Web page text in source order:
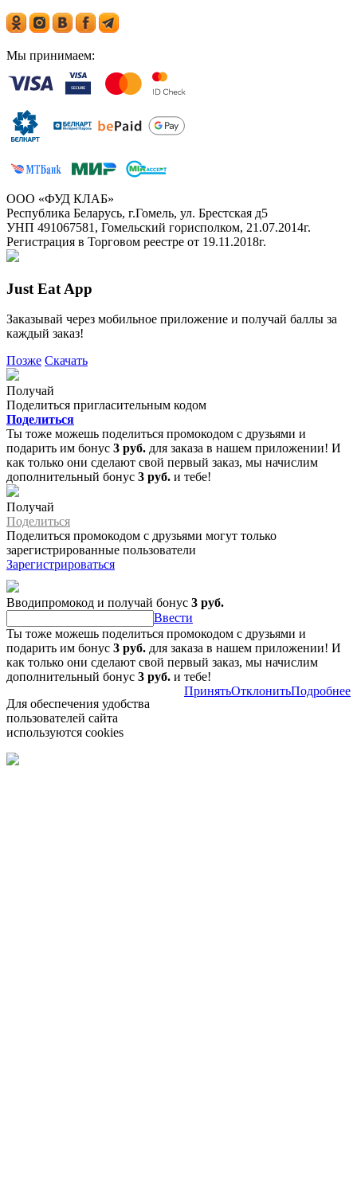
Мы принимаем:
ООО «ФУД КЛАБ»
Республика Беларусь, г.Гомель, ул. Брестская д5
УНП 491067581, Гомельский горисполком, 21.07.2014г.
Регистрация в Торговом реестре от 19.11.2018г.
Just Eat App
Заказывай через мобильное приложение и получай баллы за
каждый заказ!
Позже Скачать
Получай
Поделиться пригласительным кодом
Поделиться
Ты тоже можешь поделиться промокодом с друзьями и
подарить им бонус 3 руб. для заказа в нашем приложении! И
как только они сделают свой первый заказ, мы начислим
дополнительный бонус 3 руб. и тебе!
Получай
Поделиться
Поделиться промокодом с друзьями могут только
зарегистрированные пользователи
Зарегистрироваться
Вводипромокод и получай бонус 3 руб.
Ввести
Ты тоже можешь поделиться промокодом с друзьями и
подарить им бонус 3 руб. для заказа в нашем приложении! И
как только они сделают свой первый заказ, мы начислим
дополнительный бонус 3 руб. и тебе!
Для обеспечения удобства
пользователей сайта
используются cookies
ПринятьОтклонитьПодробнее